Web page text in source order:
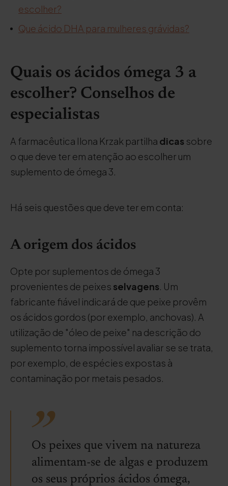
escolher?
Que ácido DHA para mulheres grávidas?
Quais os ácidos ómega 3 a
escolher? Conselhos de
especialistas
A farmacêutica Ilona Krzak partilha dicas sobre
o que deve ter em atenção ao escolher um
suplemento de ómega 3.
Há seis questões que deve ter em conta:
A origem dos ácidos
Opte por suplementos de ómega 3
provenientes de peixes selvagens. Um
fabricante fiável indicará de que peixe provêm
os ácidos gordos (por exemplo, anchovas). A
utilização de "óleo de peixe" na descrição do
suplemento torna impossível avaliar se se trata,
por exemplo, de espécies expostas à
contaminação por metais pesados.
Os peixes que vivem na natureza
alimentam-se de algas e produzem
os seus próprios ácidos ómega,